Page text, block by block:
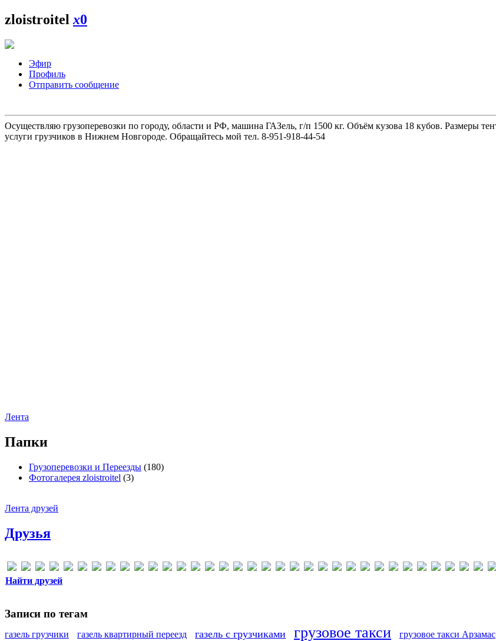
zloistroitel x0
Эфир
Профиль
Отправить сообщение
Осуществляю грузоперевозки по городу, области и РФ, машина ГАЗель, г/п 1500 кг. Объём кузова 18 кубов. Размеры
услуги грузчиков в Нижнем Новгороде. Обращайтесь мой тел. 8-951-918-44-54
Лента
Папки
Грузоперевозки и Переезды (180)
Фотогалерея zloistroitel (3)
Лента друзей
Друзья
Найти друзей
Записи по тегам
газель грузчики газель квартирный переезд газель с грузчиками грузовое такси грузовое такси Арзамас